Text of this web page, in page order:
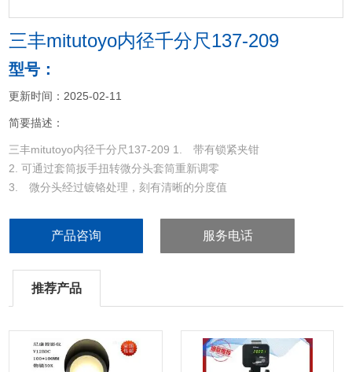
三丰mitutoyo内径千分尺137-209
型号：
更新时间：2025-02-11
简要描述：
三丰mitutoyo内径千分尺137-209 1. 带有锁紧夹钳
2. 可通过套筒扳手扭转微分头套筒重新调零
3. 微分头经过镀铬处理，刻有清晰的分度值
产品咨询 服务电话
推荐产品